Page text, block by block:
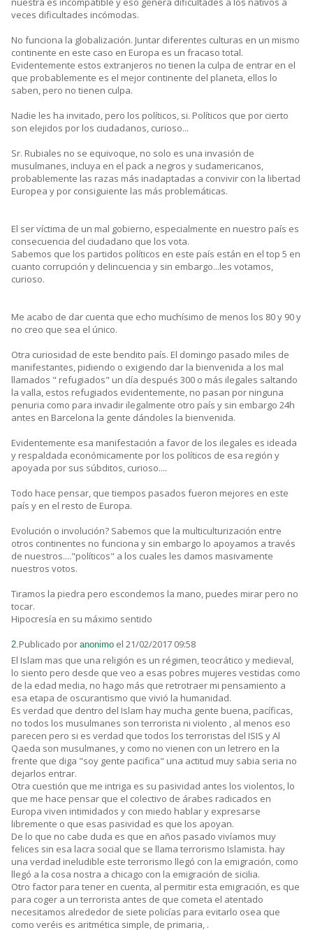
veces dificultades incómodas.
No funciona la globalización. Juntar diferentes culturas en un mismo
continente en este caso en Europa es un fracaso total.
Evidentemente estos extranjeros no tienen la culpa de entrar en el
que probablemente es el mejor continente del planeta, ellos lo
saben, pero no tienen culpa.
Nadie les ha invitado, pero los políticos, si. Políticos que por cierto
son elejidos por los ciudadanos, curioso...
Sr. Rubiales no se equivoque, no solo es una invasión de
musulmanes, incluya en el pack a negros y sudamericanos,
probablemente las razas más inadaptadas a convivir con la libertad
Europea y por consiguiente las más problemáticas.
El ser víctima de un mal gobierno, especialmente en nuestro país es
consecuencia del ciudadano que los vota.
Sabemos que los partidos políticos en este país están en el top 5 en
cuanto corrupción y delincuencia y sin embargo...les votamos,
curioso.
Me acabo de dar cuenta que echo muchísimo de menos los 80 y 90 y
no creo que sea el único.
Otra curiosidad de este bendito país. El domingo pasado miles de
manifestantes, pidiendo o exigiendo dar la bienvenida a los mal
llamados " refugiados" un día después 300 o más ilegales saltando
la valla, estos refugiados evidentemente, no pasan por ninguna
penuria como para invadir ilegalmente otro país y sin embargo 24h
antes en Barcelona la gente dándoles la bienvenida.
Evidentemente esa manifestación a favor de los ilegales es ideada
y respaldada económicamente por los políticos de esa región y
apoyada por sus súbditos, curioso....
Todo hace pensar, que tiempos pasados fueron mejores en este
país y en el resto de Europa.
Evolución o involución? Sabemos que la multiculturización entre
otros continentes no funciona y sin embargo lo apoyamos a través
de nuestros...."políticos" a los cuales les damos masivamente
nuestros votos.
Tiramos la piedra pero escondemos la mano, puedes mirar pero no
tocar.
Hipocresía en su máximo sentido
2.Publicado por anonimo el 21/02/2017 09:58
El Islam mas que una religión es un régimen, teocrático y medieval,
lo siento pero desde que veo a esas pobres mujeres vestidas como
de la edad media, no hago más que retrotraer mi pensamiento a
esa etapa de oscurantismo que vivió la humanidad.
Es verdad que dentro del Islam hay mucha gente buena, pacíficas,
no todos los musulmanes son terrorista ni violento , al menos eso
parecen pero si es verdad que todos los terroristas del ISIS y Al
Qaeda son musulmanes, y como no vienen con un letrero en la
frente que diga "soy gente pacifica" una actitud muy sabia seria no
dejarlos entrar.
Otra cuestión que me intriga es su pasividad antes los violentos, lo
que me hace pensar que el colectivo de árabes radicados en
Europa viven intimidados y con miedo hablar y expresarse
libremente o que esas pasividad es que los apoyan.
De lo que no cabe duda es que en años pasado vivíamos muy
felices sin esa lacra social que se llama terrorismo Islamista. hay
una verdad ineludible este terrorismo llegó con la emigración, como
llegó a la cosa nostra a chicago con la emigración de sicilia.
Otro factor para tener en cuenta, al permitir esta emigración, es que
para coger a un terrorista antes de que cometa el atentado
necesitamos alrededor de siete policías para evitarlo osea que
como veréis es aritmética simple, de primaria, .